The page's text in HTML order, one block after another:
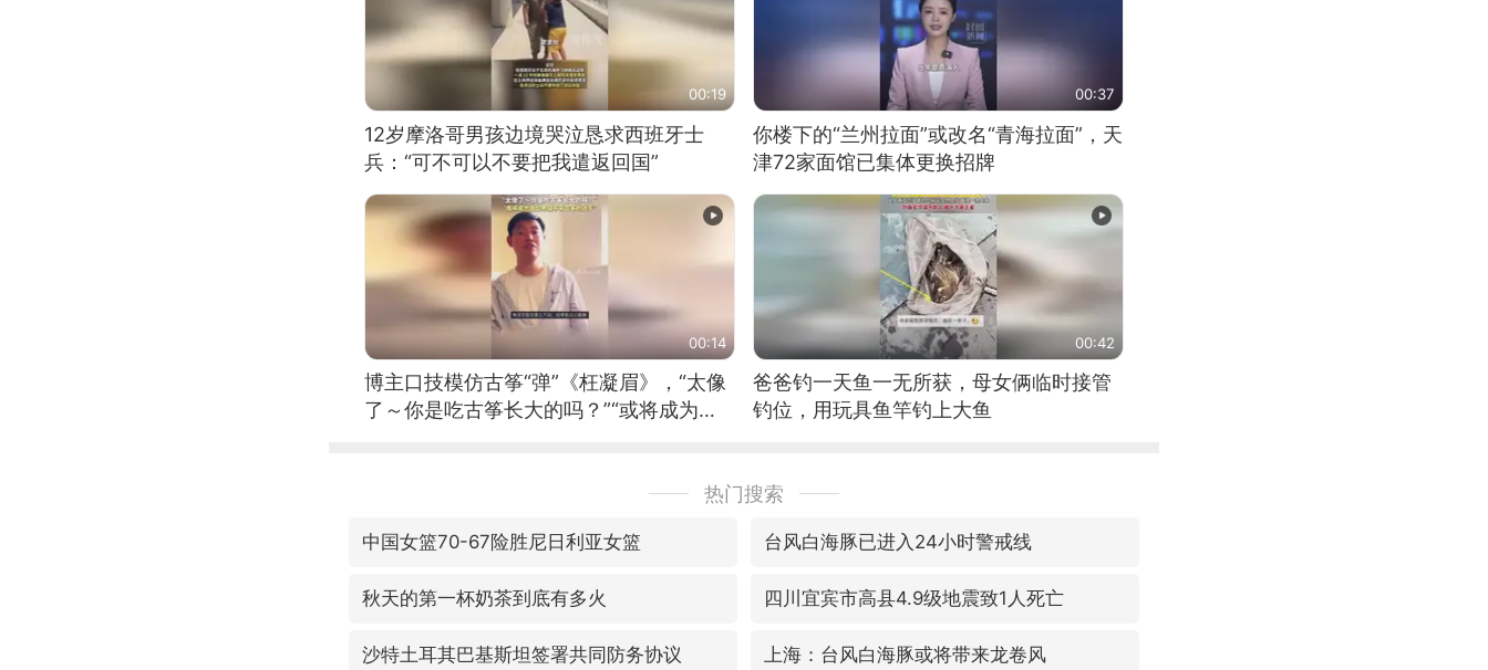
00:19
12岁摩洛哥男孩边境哭泣恳求西班牙士
兵：“可不可以不要把我遣返回国”
00:37
你楼下的“兰州拉面”或改名“青海拉面”，天
津72家面馆已集体更换招牌
00:14
博主口技模仿古筝“弹”《枉凝眉》，“太像
了～你是吃古筝长大的吗？”“或将成为首
00:42
爸爸钓一天鱼一无所获，母女俩临时接管
钓位，用玩具鱼竿钓上大鱼
热门搜索
中国女篮70-67险胜尼日利亚女篮 台风白海豚已进入24小时警戒线
秋天的第一杯奶茶到底有多火 四川宜宾市高县4.9级地震致1人死亡
沙特土耳其巴基斯坦签署共同防务协议 上海：台风白海豚或将带来龙卷风